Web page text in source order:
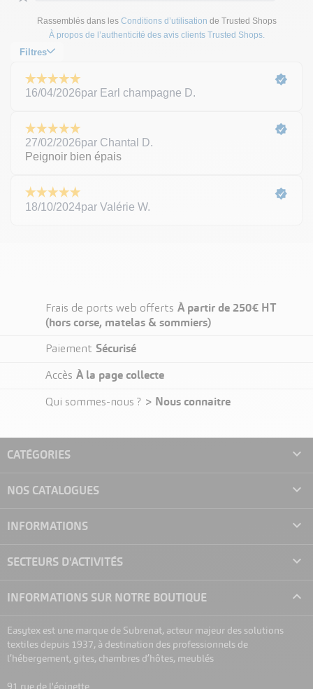
Frais de ports web offerts À partir de 250€ HT
(hors corse, matelas & sommiers)
Paiement Sécurisé
Accès À la page collecte
Qui sommes-nous ? > Nous connaitre
CATÉGORIES 
NOS CATALOGUES 
INFORMATIONS 
SECTEURS D'ACTIVITÉS 
INFORMATIONS SUR NOTRE BOUTIQUE 
Easytex est une marque de Subrenat, acteur majeur des solutions
textiles depuis 1937, à destination des professionnels de
l’hébergement, gites, chambres d’hôtes, meublés
91 rue de l'épinette